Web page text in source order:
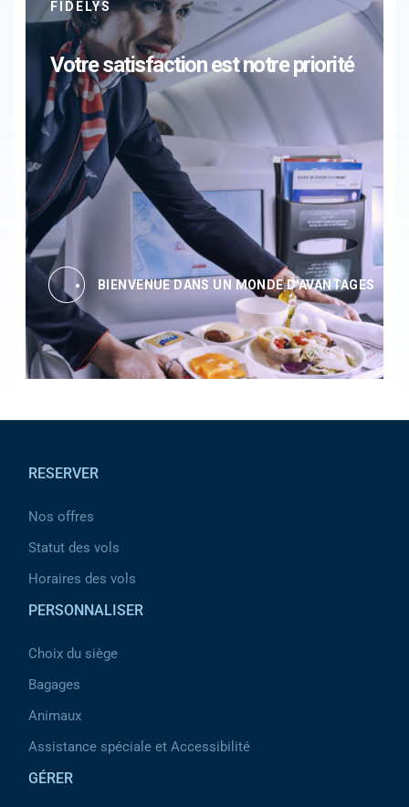
FIDELYS
Votre satisfaction est notre priorité
BIENVENUE DANS UN MONDE D'AVANTAGES
RESERVER
Nos offres
Statut des vols
Horaires des vols
PERSONNALISER
Choix du siège
Bagages
Animaux
Assistance spéciale et Accessibilité
GÉRER